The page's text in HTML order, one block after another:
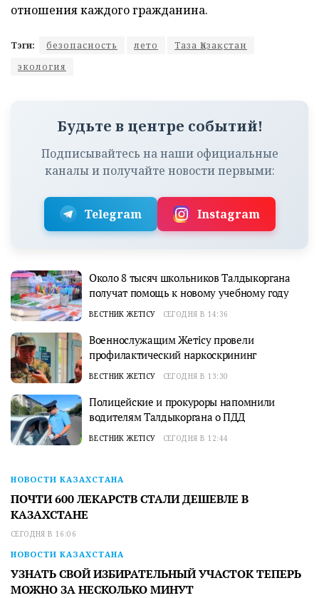
отношения каждого гражданина.
Тэги: безопасность лето
Таза Қазақстан
экология
Будьте в центре событий!
Подписывайтесь на наши официальные
каналы и получайте новости первыми:
Telegram Instagram
Около 8 тысяч школьников Талдыкоргана
получат помощь к новому учебному году
ВЕСТНИК ЖЕТІСУ СЕГОДНЯ В 14:36
Военнослужащим Жетісу провели
профилактический наркоскрининг
ВЕСТНИК ЖЕТІСУ СЕГОДНЯ В 13:30
Полицейские и прокуроры напомнили
водителям Талдыкоргана о ПДД
ВЕСТНИК ЖЕТІСУ СЕГОДНЯ В 12:44
НОВОСТИ КАЗАХСТАНА
ПОЧТИ 600 ЛЕКАРСТВ СТАЛИ ДЕШЕВЛЕ В
КАЗАХСТАНЕ
СЕГОДНЯ В 16:06
НОВОСТИ КАЗАХСТАНА
УЗНАТЬ СВОЙ ИЗБИРАТЕЛЬНЫЙ УЧАСТОК ТЕПЕРЬ
МОЖНО ЗА НЕСКОЛЬКО МИНУТ